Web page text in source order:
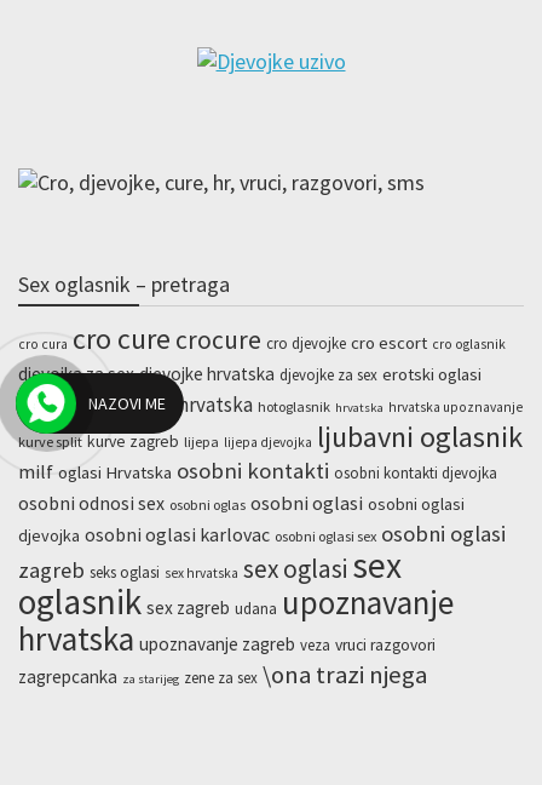
Sex oglasnik – pretraga
cro cura cro cure crocure cro djevojke cro escort cro oglasnik
djevojka za sex djevojke hrvatska djevojke za sex erotski oglasi
escort zagreb hotline hrvatska hotoglasnik hrvatska hrvatska upoznavanje
kurve split kurve zagreb lijepa lijepa djevojka ljubavni oglasnik
milf oglasi Hrvatska osobni kontakti osobni kontakti djevojka
osobni odnosi sex osobni oglas osobni oglasi osobni oglasi
djevojka osobni oglasi karlovac osobni oglasi sex osobni oglasi
zagreb seks oglasi sex hrvatska sex oglasi sex
oglasnik sex zagreb udana upoznavanje
hrvatska upoznavanje zagreb veza vruci razgovori
zagrepcanka za starijeg zene za sex \ona trazi njega
NAZOVI ME